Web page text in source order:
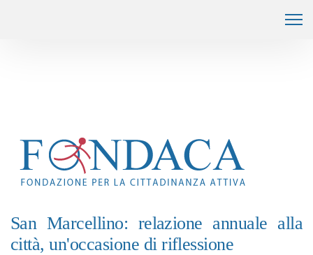
San Marcellino: relazione annuale alla
città, un'occasione di riflessione